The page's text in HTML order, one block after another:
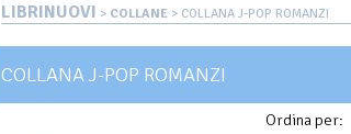
LIBRINUOVI > COLLANE > COLLANA J-POP ROMANZI
COLLANA J-POP ROMANZI
Ordina per: